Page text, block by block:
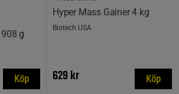
g
Köp
Hyper Mass Gainer 4 kg
Biotech USA
629 kr Köp